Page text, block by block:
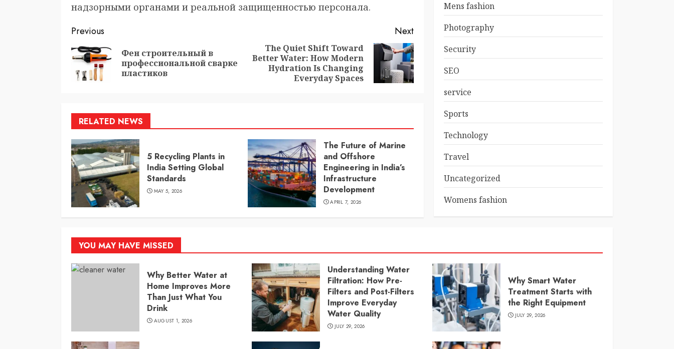
надзорными органами и реальной защищенностью персонала.
Continue
Reading
Previous
Previous
Фен строительный в
профессиональной сварке
пластиков
Next
Next
The Quiet Shift Toward
Better Water: How Modern
Hydration Is Changing
Everyday Spaces
RELATED NEWS
5 Recycling Plants in
India Setting Global
Standards
MAY 5, 2026
The Future of Marine
and Offshore
Engineering in India’s
Infrastructure
Development
APRIL 7, 2026
Mens fashion
Photography
Security
SEO
service
Sports
Technology
Travel
Uncategorized
Womens fashion
YOU MAY HAVE MISSED
Why Better Water at
Home Improves More
Than Just What You
Drink
AUGUST 1, 2026
Understanding Water
Filtration: How Pre-
Filters and Post-Filters
Improve Everyday
Water Quality
JULY 29, 2026
Why Smart Water
Treatment Starts with
the Right Equipment
JULY 29, 2026